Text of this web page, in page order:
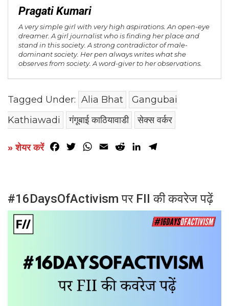
Pragati Kumari
A very simple girl with very high aspirations. An open-eye
dreamer. A girl journalist who is finding her place and
stand in this society. A strong contradictor of male-
dominant society. Her pen always writes what she
observes from society. A word-giver to her observations.
Tagged Under: Alia Bhat
Gangubai
Kathiawadi
गंगूबाई काठियावाडी सेक्स वर्कर
» शेयर करें Facebook
TwitterWhatsApp
Email RedditLinkedIn
#16DaysOfActivism पर FII की कवरेज पढ़ें